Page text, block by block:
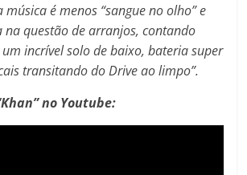
música é menos “sangue no olho” e
questão de arranjos, contando
incrível solo de baixo, bateria super
transitando do Drive ao limpo”.
no Youtube: